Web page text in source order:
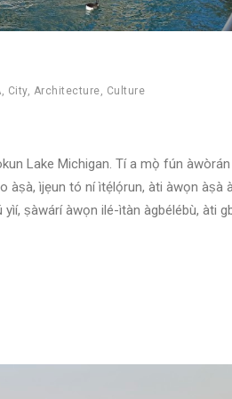
City, Architecture Culture
Lake Michigan. Tí a mọ̀ fún
ìjẹun tó ní ìtẹ́lọ́run, àti àwọn àṣà
ṣàwárí àwọn ilé-ìtàn àgbélébù, àti